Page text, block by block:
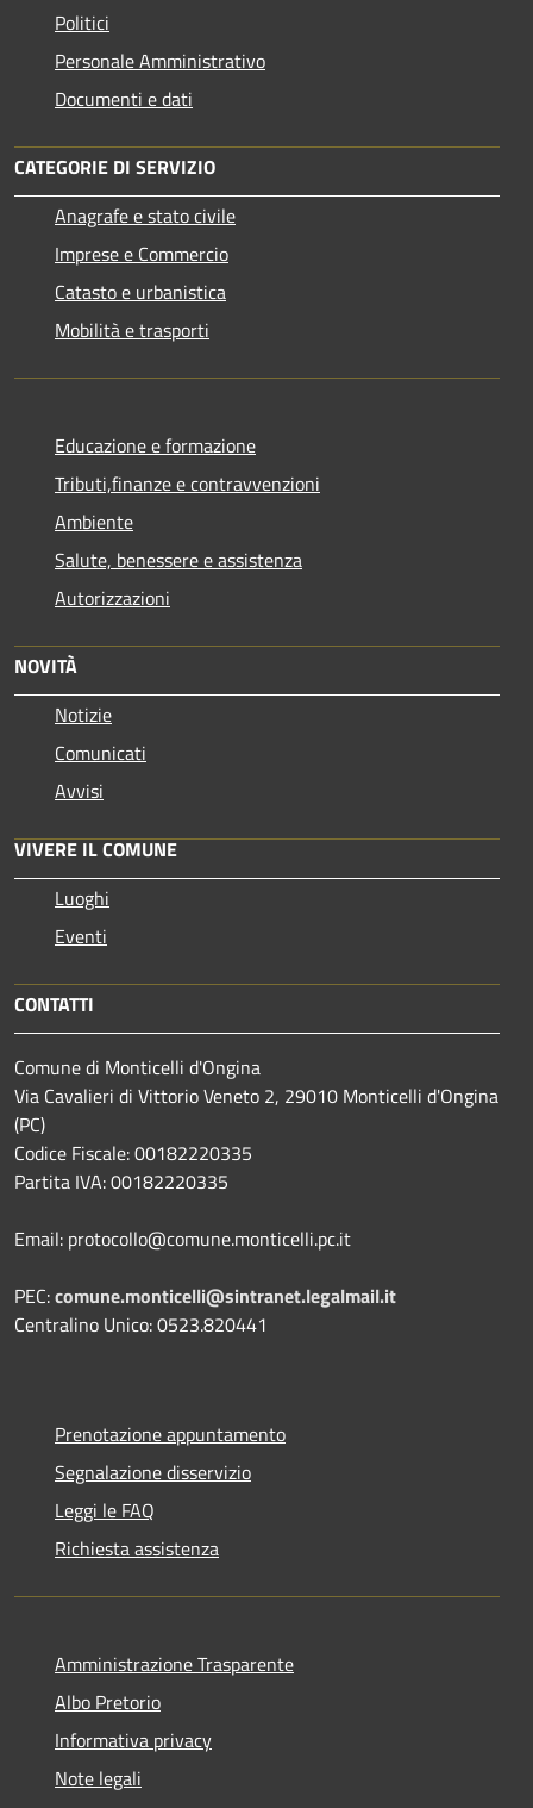
Politici
Personale Amministrativo
Documenti e dati
CATEGORIE DI SERVIZIO
Anagrafe e stato civile
Imprese e Commercio
Catasto e urbanistica
Mobilità e trasporti
Educazione e formazione
Tributi,finanze e contravvenzioni
Ambiente
Salute, benessere e assistenza
Autorizzazioni
NOVITÀ
Notizie
Comunicati
Avvisi
VIVERE IL COMUNE
Luoghi
Eventi
CONTATTI
Comune di Monticelli d'Ongina
Via Cavalieri di Vittorio Veneto 2, 29010 Monticelli d'Ongina
(PC)
Codice Fiscale: 00182220335
Partita IVA: 00182220335
Email: protocollo@comune.monticelli.pc.it
PEC:comune.monticelli@sintranet.legalmail.it
Centralino Unico: 0523.820441
Prenotazione appuntamento
Segnalazione disservizio
Leggi le FAQ
Richiesta assistenza
Amministrazione Trasparente
Albo Pretorio
Informativa privacy
Note legali